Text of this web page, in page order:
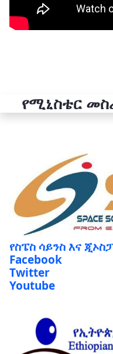
የስፔስ ሳይንስ እና
Facebook
Twitter
Youtube